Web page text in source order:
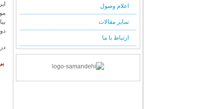
اعلام وصول
سایر مقالات
ارتباط با ما